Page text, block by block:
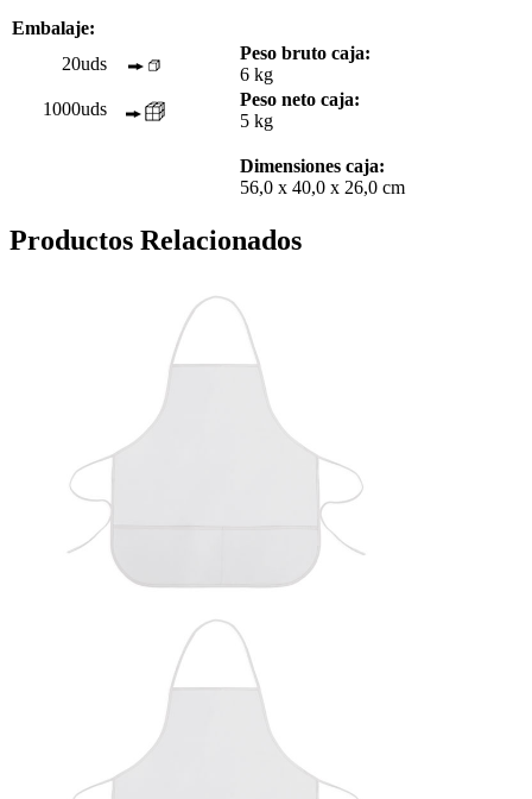
Embalaje:
20uds
Peso bruto caja:
6 kg
1000uds
Peso neto caja:
5 kg
Dimensiones caja:
56,0 x 40,0 x 26,0 cm
Productos Relacionados